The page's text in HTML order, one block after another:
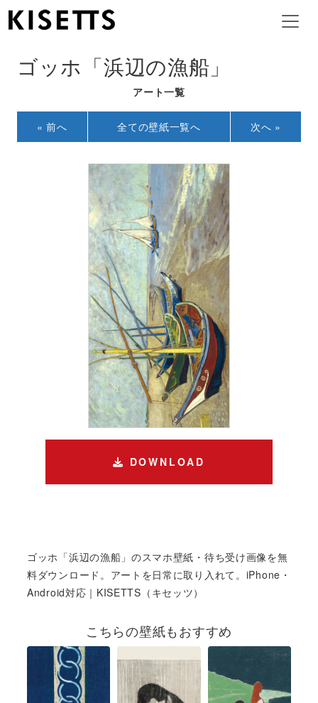
ゴッホ「浜辺の漁船」
アート一覧
« 前へ 全ての壁紙一覧へ 次へ »
DOWNLOAD
ゴッホ「浜辺の漁船」のスマホ壁紙・待ち受け画像を無
料ダウンロード。アートを日常に取り入れて。iPhone・
Android対応｜KISETTS（キセッツ）
こちらの壁紙もおすすめ